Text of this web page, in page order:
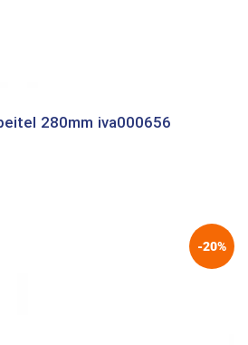
280mm iva000656
-20%